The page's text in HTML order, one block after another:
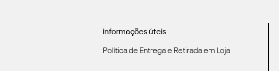
informações úteis
Política de Entrega e Retirada em Loja